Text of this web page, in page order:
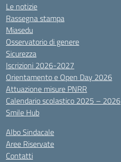
Le notizie
Rassegna stampa
Miasedu
Osservatorio di genere
Sicurezza
Iscrizioni 2026-2027
Orientamento e Open Day 2026
Attuazione misure PNRR
Calendario scolastico 2025 – 2026
Smile Hub
Albo Sindacale
Aree Riservate
Contatti